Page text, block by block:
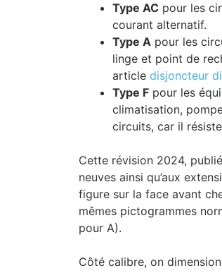
Type AC pour les
courant alternatif.
Type A pour les
linge et point de
article disjoncteur
Type F pour les
climatisation,
circuits, car il
Cette révision 2024,
neuves ainsi qu’aux
figure sur la face avant
mêmes pictogrammes
pour A).
Côté calibre, on